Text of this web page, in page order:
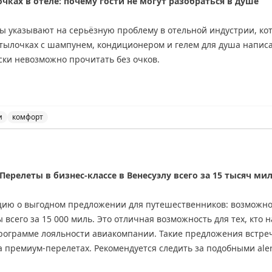
указывают на серьёзную проблему в отельной индустрии,
с шампунем, кондиционером и гелем для душа
невозможно прочитать без очков.
Это приводит к путанице — люди случайно
бы опыт гостей и сделало бы пребывание в отеле
комфорт
в бизнес-классе в Венесуэлу всего за 15 тысяч
о выгодном предложении для путешественников:
всего за 15 000 миль. Это отличная возможность для тех, кто
лояльности авиакомпании. Такие предложения
премиум-перелетах. Рекомендуется следить за подобными